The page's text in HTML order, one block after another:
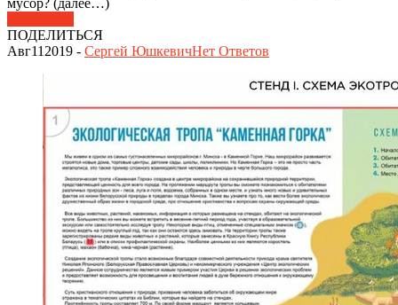
мусор? (далее…)
ПОДЕЛИТЬСЯ
Авг11 2019 - Сергей ЮшкевичНет Ответов